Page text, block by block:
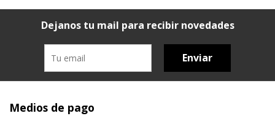
Dejanos tu mail para recibir novedades
Enviar
Medios de pago